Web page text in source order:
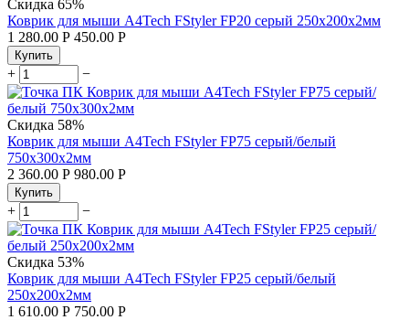
Скидка 65%
Коврик для мыши A4Tech FStyler FP20 серый 250x200x2мм
1 280.00 Р 450.00 Р
Купить
+ −
Скидка 58%
Коврик для мыши A4Tech FStyler FP75 серый/белый
750x300x2мм
2 360.00 Р 980.00 Р
Купить
+ −
Скидка 53%
Коврик для мыши A4Tech FStyler FP25 серый/белый
250x200x2мм
1 610.00 Р 750.00 Р